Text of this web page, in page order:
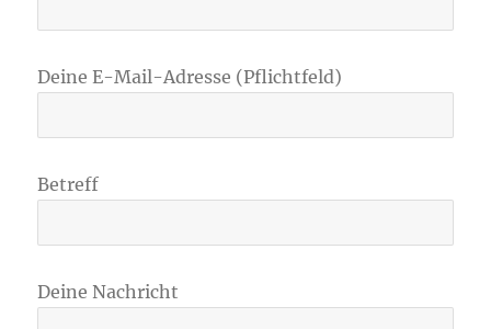
Deine E-Mail-Adresse (Pflichtfeld)
Betreff
Deine Nachricht